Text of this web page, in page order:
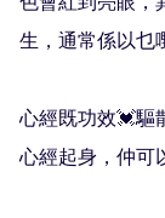
生，通常係以乜
心經既功效💓驅
心經起身，仲